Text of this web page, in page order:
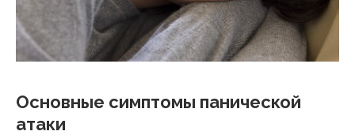
Основные симптомы панической
атаки